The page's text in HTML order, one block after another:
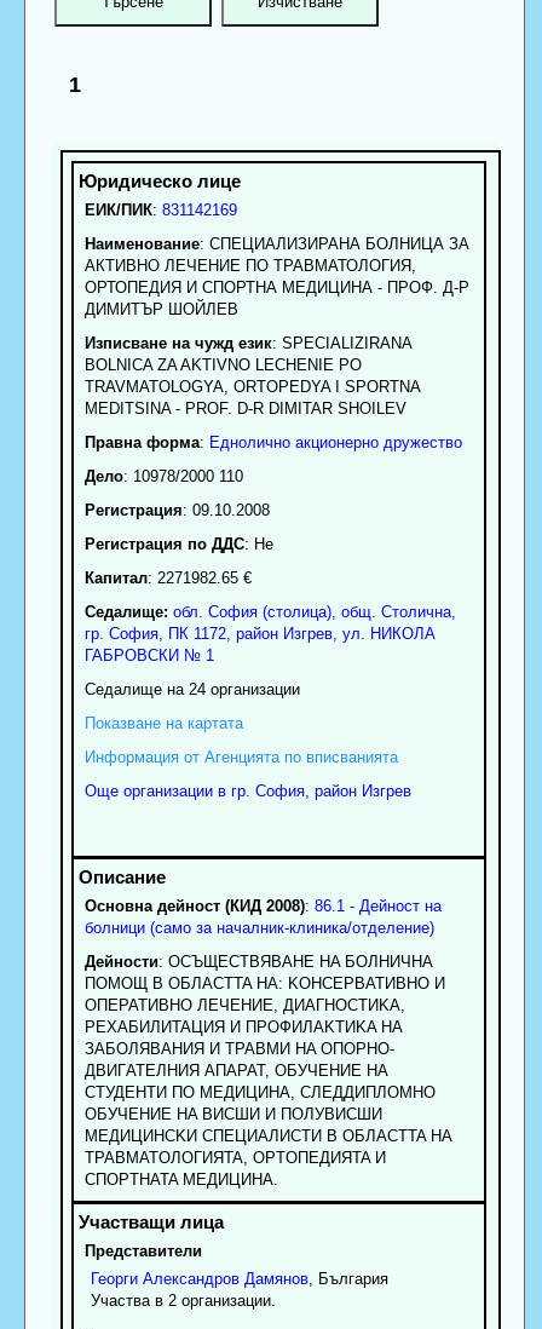
1
ЕИК/ПИК: 831142169
Наименование: СПЕЦИАЛИЗИРАНА БОЛНИЦА ЗА
АКТИВНО ЛЕЧЕНИЕ ПО ТРАВМАТОЛОГИЯ,
ОРТОПЕДИЯ И СПОРТНА МЕДИЦИНА - ПРОФ. Д-Р
ДИМИТЪР ШОЙЛЕВ
Изписване на чужд език: SPECIALIZIRANA
BOLNICA ZA AKTIVNO LECHENIE PO
TRAVMATOLOGYA, ORTOPEDYA I SPORTNA
MEDITSINA - PROF. D-R DIMITAR SHOILEV
Правна форма: Еднолично акционерно дружество
Дело: 10978/2000 110
Регистрация: 09.10.2008
Регистрация по ДДС: Нe
Капитал: 2271982.65 €
Седалище: обл. София (столица), общ. Столична,
гр. София, ПК 1172, район Изгрев, ул. НИКОЛА
ГАБРОВСКИ № 1
Седалище на 24 организации
Показване на картата
Информация от Агенцията по вписванията
Още организации в гр. София, район Изгрев
Основна дейност (КИД 2008): 86.1 - Дейност на
болници (само за началник-клиника/отделение)
Дейности: OCЪЩECTBЯBAHE HA БOЛHИЧHA
ПOMOЩ B OБЛACTTA HA: KOHCEPBATИBHO И
OПEPATИBHO ЛEЧEHИE, ДИAГHOCTИKA,
PEXAБИЛИTAЦИЯ И ПPOФИЛAKTИKA HA
ЗAБOЛЯBAHИЯ И TPABMИ HA OПOPHO-
ДBИГATEЛHИЯ AПAPAT, OБУЧEHИE HA
CTУДEHTИ ПO MEДИЦИHA, CЛEДДИПЛOMHO
OБУЧEHИE HA BИCШИ И ПOЛУBИCШИ
MEДИЦИHCKИ CПEЦИAЛИCTИ B OБЛACTTA HA
TPABMATOЛOГИЯTA, OPTOПEДИЯTA И
CПOPTHATA MEДИЦИHA.
Представители
Георги Александров Дамянов, България
Участва в 2 организации.